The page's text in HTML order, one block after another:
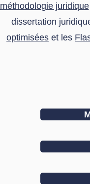
méthodologie juridique
dissertation
optimisées et les